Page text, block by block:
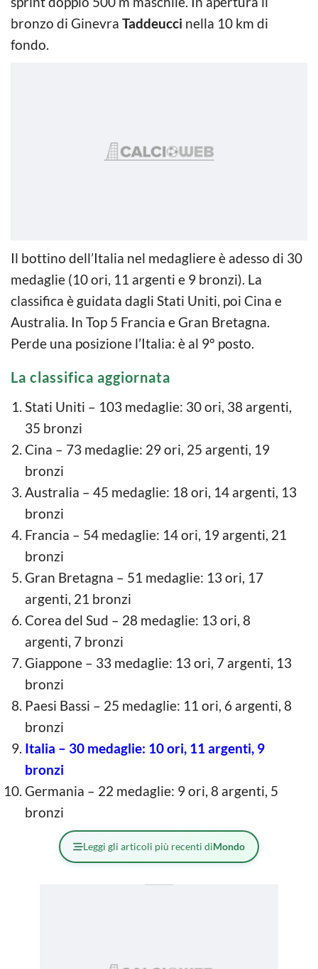
bronzo di Ginevra Taddeucci nella 10 km di
fondo.
Il bottino dell’Italia nel medagliere è adesso di 30
medaglie (10 ori, 11 argenti e 9 bronzi). La
classifica è guidata dagli Stati Uniti, poi Cina e
Australia. In Top 5 Francia e Gran Bretagna.
Perde una posizione l’Italia: è al 9° posto.
La classifica aggiornata
Stati Uniti – 103 medaglie: 30 ori, 38 argenti,
35 bronzi
Cina – 73 medaglie: 29 ori, 25 argenti, 19
bronzi
Australia – 45 medaglie: 18 ori, 14 argenti, 13
bronzi
Francia – 54 medaglie: 14 ori, 19 argenti, 21
bronzi
Gran Bretagna – 51 medaglie: 13 ori, 17
argenti, 21 bronzi
Corea del Sud – 28 medaglie: 13 ori, 8
argenti, 7 bronzi
Giappone – 33 medaglie: 13 ori, 7 argenti, 13
bronzi
Paesi Bassi – 25 medaglie: 11 ori, 6 argenti, 8
bronzi
Italia – 30 medaglie: 10 ori, 11 argenti, 9
bronzi
Germania – 22 medaglie: 9 ori, 8 argenti, 5
bronzi
Leggi gli articoli più recenti diMondo